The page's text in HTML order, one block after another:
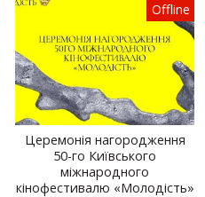
Offline
Церемонія нагородження
50-го Київського
міжнародного
кінофестивалю «Молодість»